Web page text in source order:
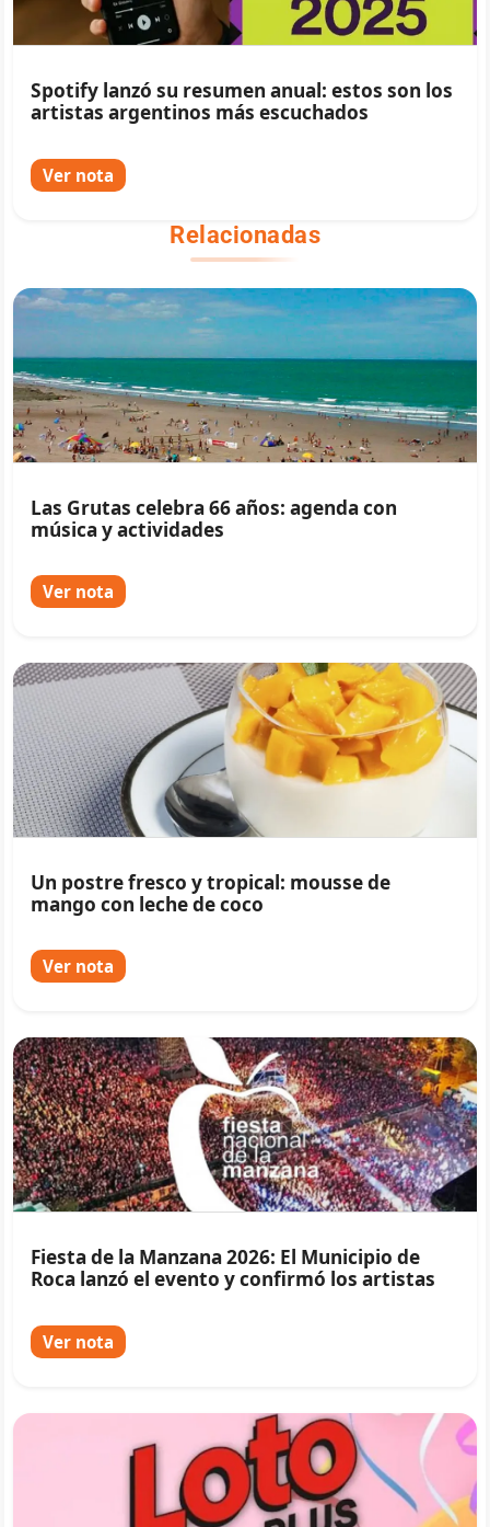
Spotify lanzó su resumen anual: estos son los
artistas argentinos más escuchados
Ver nota
Relacionadas
Las Grutas celebra 66 años: agenda con
música y actividades
Ver nota
Un postre fresco y tropical: mousse de
mango con leche de coco
Ver nota
Fiesta de la Manzana 2026: El Municipio de
Roca lanzó el evento y confirmó los artistas
Ver nota